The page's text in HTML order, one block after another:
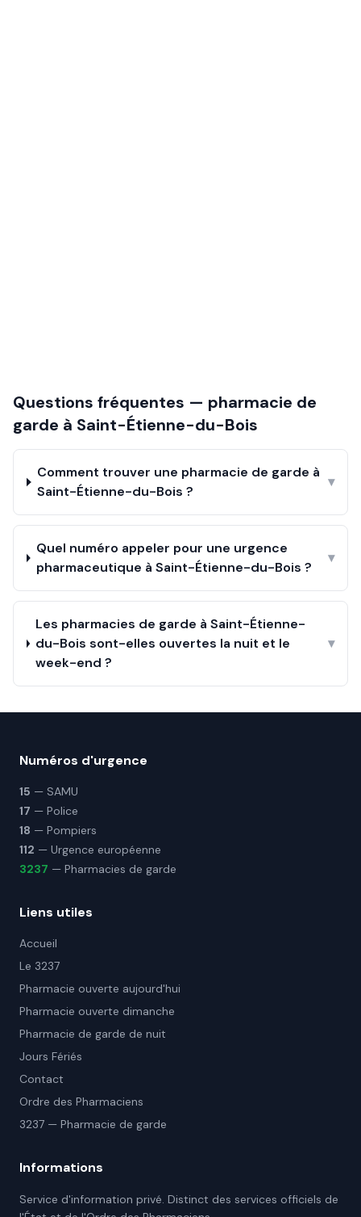
Questions fréquentes — pharmacie de
garde à Saint-Étienne-du-Bois
Comment trouver une pharmacie de garde à
Saint-Étienne-du-Bois ?
▾
Quel numéro appeler pour une urgence
pharmaceutique à Saint-Étienne-du-Bois ?
▾
Les pharmacies de garde à Saint-Étienne-
du-Bois sont-elles ouvertes la nuit et le
week-end ?
▾
Numéros d'urgence
15 — SAMU
17 — Police
18 — Pompiers
112 — Urgence européenne
3237 — Pharmacies de garde
Liens utiles
Accueil
Le 3237
Pharmacie ouverte aujourd'hui
Pharmacie ouverte dimanche
Pharmacie de garde de nuit
Jours Fériés
Contact
Ordre des Pharmaciens
3237 — Pharmacie de garde
Informations
Service d'information privé. Distinct des services officiels de